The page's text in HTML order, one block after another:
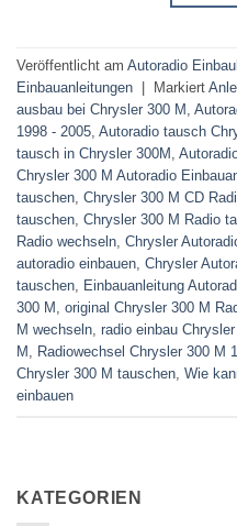
Veröffentlicht am Autoradio
Einbauanleitungen
Markiert
ausbau bei Chrysler 300 M
1998 - 2005 Autoradio tausch
tausch in Chrysler 300M
Chrysler 300 M Autoradio
tauschen Chrysler 300 M CD
tauschen Chrysler 300 M Radio
Radio wechseln Chrysler
autoradio einbauen Chrysler
tauschen
Einbauanleitung
300 M
original Chrysler 300 M
M wechseln radio einbau
M
Radiowechsel Chrysler 300 M
Chrysler 300 M tauschen Wie
einbauen
KATEGORIEN